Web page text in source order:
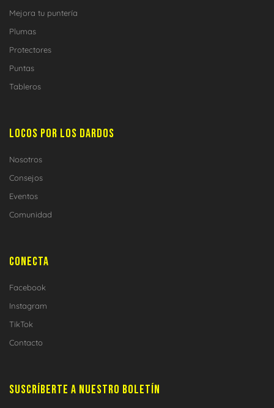
Mejora tu puntería
Plumas
Protectores
Puntas
Tableros
LOCOS POR LOS DARDOS
Nosotros
Consejos
Eventos
Comunidad
CONECTA
Facebook
Instagram
TikTok
Contacto
SUSCRÍBERTE A NUESTRO BOLETÍN